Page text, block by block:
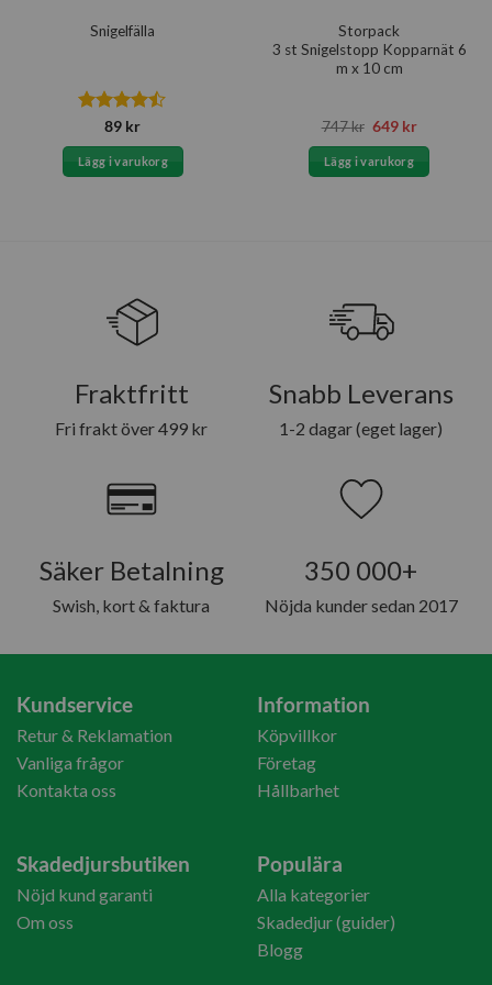
Snigelfälla
Betygsatt
4.43av 5
89 kr
Lägg i varukorg
Storpack
3 st Snigelstopp Kopparnät 6
m x 10 cm
747kr Det
priset
var:
747 kr.
649 krDet
priset
649 kr.
Lägg i varukorg
Fraktfritt
Fri frakt över 499 kr
Snabb Leverans
1-2 dagar (eget lager)
Säker Betalning
Swish, kort & faktura
350 000+
Nöjda kunder sedan 2017
Kundservice
Retur & Reklamation
Vanliga frågor
Kontakta oss
Information
Köpvillkor
Företag
Hållbarhet
Skadedjursbutiken
Nöjd kund garanti
Om oss
Populära
Alla kategorier
Skadedjur (guider)
Blogg